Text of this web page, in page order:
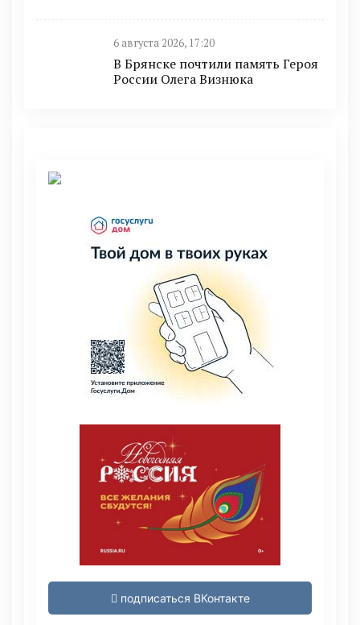
6 августа 2026, 17:20
В Брянске почтили память Героя
России Олега Визнюка
подписаться ВКонтакте